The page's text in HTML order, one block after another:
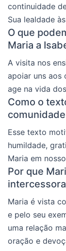
continuidade
Sua lealdade
O que
Maria a
A visita nos
apoiar uns aos
age na vida
Como o
Esse texto
humildade,
Maria em
Por que
Maria é vista
e pelo seu
uma relação
oração e